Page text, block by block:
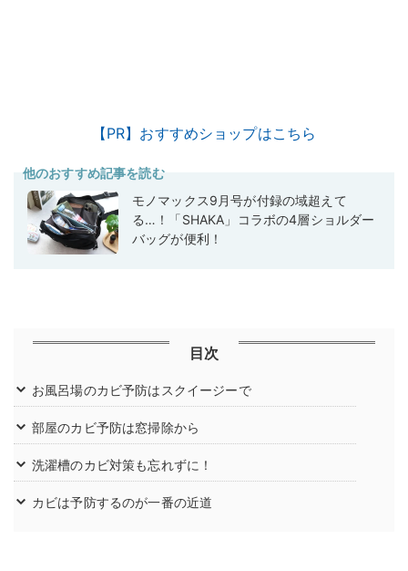
【PR】おすすめショップはこちら
他のおすすめ記事を読む
モノマックス9月号が付録の域超えて
る…！「SHAKA」コラボの4層ショルダー
バッグが便利！
目次
お風呂場のカビ予防はスクイージーで
部屋のカビ予防は窓掃除から
洗濯槽のカビ対策も忘れずに！
カビは予防するのが一番の近道